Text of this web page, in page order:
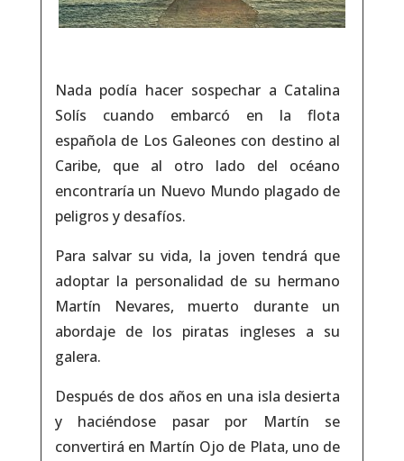
Nada podía hacer sospechar a Catalina
Solís cuando embarcó en la flota
española de Los Galeones con destino al
Caribe, que al otro lado del océano
encontraría un Nuevo Mundo plagado de
peligros y desafíos.
Para salvar su vida, la joven tendrá que
adoptar la personalidad de su hermano
Martín Nevares, muerto durante un
abordaje de los piratas ingleses a su
galera.
Después de dos años en una isla desierta
y haciéndose pasar por Martín se
convertirá en Martín Ojo de Plata, uno de